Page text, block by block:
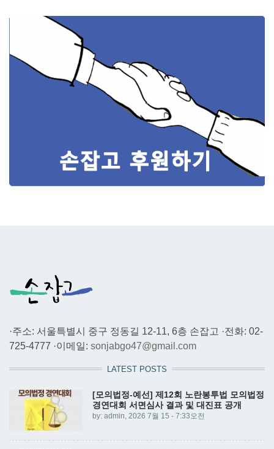
·주소: 서울특별시 중구 정동길 12-11, 6층 손잡고 ·전화: 02-
725-4777 ·이메일: sonjabgo47@gmail.com
LATEST POSTS
[모의법정-예선] 제12회 노란봉투법 모의법정
경연대회 서면심사 결과 및 대진표 공개
by: admin , 2026 7월 15 - 7:33오전